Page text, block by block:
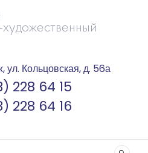
ул. Кольцовская, д. 56а
228 64 15
228 64 16